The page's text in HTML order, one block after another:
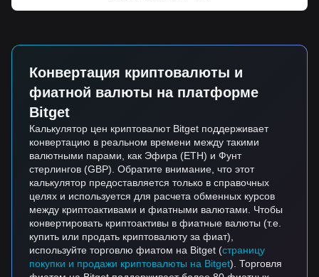
Конвертация криптовалюты и
фиатной валюты на платформе
Bitget
Калькулятор цен криптовалют Bitget поддерживает
конвертацию в реальном времени между такими
валютными парами, как Эфира (ETH) и Фунт
стерлингов (GBP). Обратите внимание, что этот
калькулятор предоставляется только в справочных
целях и используется для расчета обменных курсов
между криптоактивами и фиатными валютами. Чтобы
конвертировать криптоактивы в фиатные валюты (т.е.
купить или продать криптовалюту за фиат),
используйте торговлю фиатом на Bitget (страницу
покупки и продажи криптовалюты на Bitget). Торговля